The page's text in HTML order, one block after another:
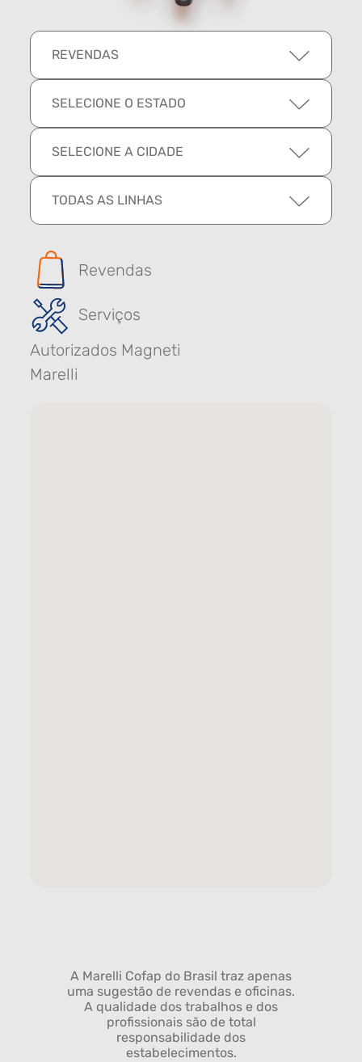
REVENDAS
SELECIONE O ESTADO
SELECIONE A CIDADE
TODAS AS LINHAS
Revendas
Serviços
Autorizados Magneti
Marelli
A Marelli Cofap do Brasil traz apenas
uma sugestão de revendas e oficinas.
A qualidade dos trabalhos e dos
profissionais são de total
responsabilidade dos
estabelecimentos.